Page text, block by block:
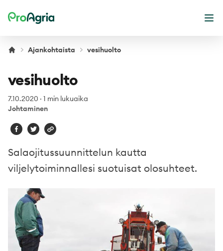
ProAgria
Ajankohtaista vesihuolto
vesihuolto
7.10.2020 · 1 min lukuaika
Johtaminen
Salaojitussuunnittelun kautta
viljelytoiminnallesi suotuisat olosuhteet.